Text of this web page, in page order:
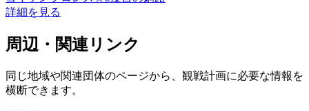
詳細を見る
周辺・関連リンク
同じ地域や関連団体のページから、観戦計画に必要な情報を
横断できます。